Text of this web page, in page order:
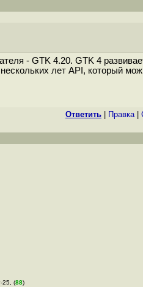
- GTK 4.20. GTK 4
лет API, который
Ответить Правка|
25, (88)